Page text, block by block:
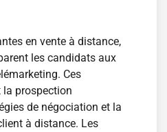
en vente à distance,
les candidats aux
Ces
la prospection
de négociation et la
à distance. Les